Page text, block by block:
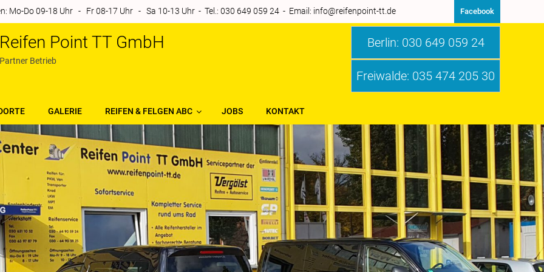
Mo-Do 09-18 Uhr - Fr 08-17 Uhr - Sa 10-13 Uhr - Tel.: 030 649 059 24 - Email: info@reifenpoint-tt.de Facebook
Reifen Point TT GmbH
Partner Betrieb
Berlin: 030 649 059 24
Freiwalde: 035 474 205 30
GALERIE REIFEN & FELGEN ABC JOBS KONTAKT